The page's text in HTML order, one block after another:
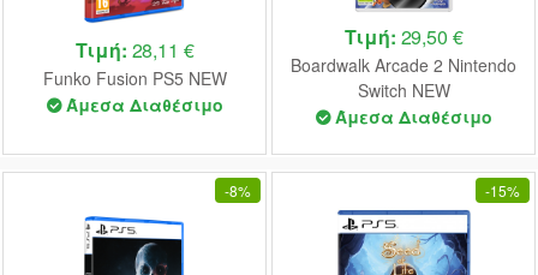
Τιμή: 28,11 €
Funko Fusion PS5 NEW
Άμεσα Διαθέσιμο
Τιμή: 29,50 €
Boardwalk Arcade 2 Nintendo
Switch NEW
Άμεσα Διαθέσιμο
-8% -15%